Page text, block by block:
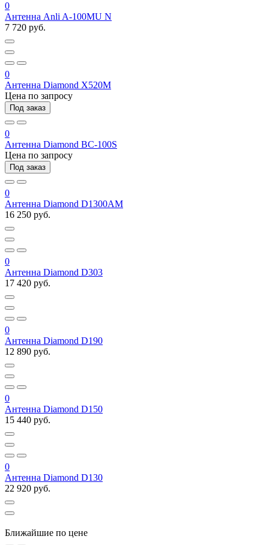
0
Антенна Anli A-100MU N
7 720 руб.
0
Антенна Diamond X520M
Цена по запросу
Под заказ
0
Антенна Diamond BC-100S
Цена по запросу
Под заказ
0
Антенна Diamond D1300AM
16 250 руб.
0
Антенна Diamond D303
17 420 руб.
0
Антенна Diamond D190
12 890 руб.
0
Антенна Diamond D150
15 440 руб.
0
Антенна Diamond D130
22 920 руб.
Ближайшие по цене